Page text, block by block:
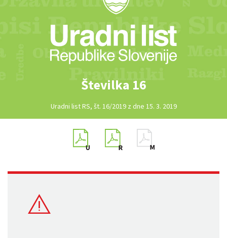
Številka 16
Uradni list RS, št. 16/2019 z dne 15. 3. 2019